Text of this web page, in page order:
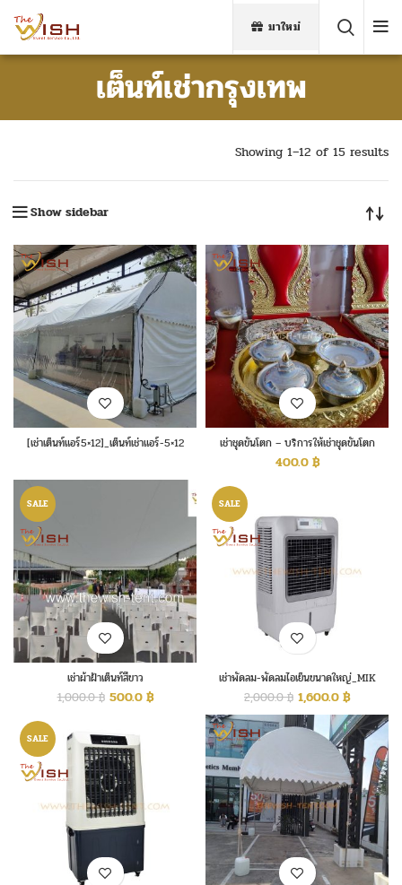
มาใหม่
เต็นท์เช่ากรุงเทพ
Showing 1–12 of 15 results
Show sidebar
[เช่าเต็นท์แอร์5×12]_เต็นท์เช่าแอร์-5×12 เช่าชุดขันโตก – บริการให้เช่าชุดขันโตก
400.0฿
SALE
เช่าผ้าฝ้าเต็นท์สีขาว
1,000.0฿ 500.0฿
SALE
เช่าพัดลม-พัดลมไอเย็นขนาดใหญ่_MIK
70ex
2,000.0฿ 1,600.0฿
SALE